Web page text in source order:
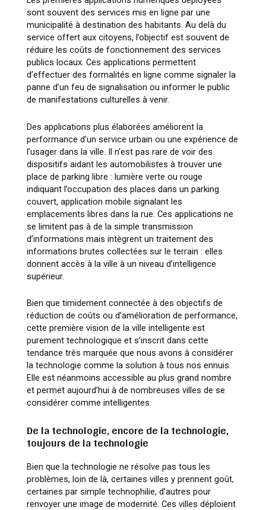
sont souvent des services mis en ligne par une
municipalité à destination des habitants. Au delà du
service offert aux citoyens, l’objectif est souvent de
réduire les coûts de fonctionnement des services
publics locaux. Ces applications permettent
d’effectuer des formalités en ligne comme signaler la
panne d’un feu de signalisation ou informer le public
de manifestations culturelles à venir.
Des applications plus élaborées améliorent la
performance d’un service urbain ou une expérience de
l’usager dans la ville. Il n’est pas rare de voir des
dispositifs aidant les automobilistes à trouver une
place de parking libre : lumière verte ou rouge
indiquant l’occupation des places dans un parking
couvert, application mobile signalant les
emplacements libres dans la rue. Ces applications ne
se limitent pas à de la simple transmission
d’informations mais intègrent un traitement des
informations brutes collectées sur le terrain : elles
donnent accès à la ville à un niveau d’intelligence
supérieur.
Bien que timidement connectée à des objectifs de
réduction de coûts ou d’amélioration de performance,
cette première vision de la ville intelligente est
purement technologique et s’inscrit dans cette
tendance très marquée que nous avons à considérer
la technologie comme la solution à tous nos ennuis.
Elle est néanmoins accessible au plus grand nombre
et permet aujourd’hui à de nombreuses villes de se
considérer comme intelligentes.
De la technologie, encore de la technologie,
toujours de la technologie
Bien que la technologie ne résolve pas tous les
problèmes, loin de là, certaines villes y prennent goût,
certaines par simple technophilie, d’autres pour
renvoyer une image de modernité. Ces villes déploient